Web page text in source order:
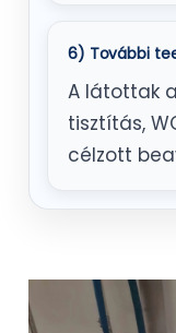
6) További
A látottak
tisztítás,
célzott